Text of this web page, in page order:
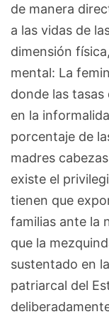
de manera
a las vidas de
dimensión
mental: La
donde las tasas
en la
porcentaje de
madres
existe el
tienen que
familias ante la
que la
sustentado en
patriarcal del